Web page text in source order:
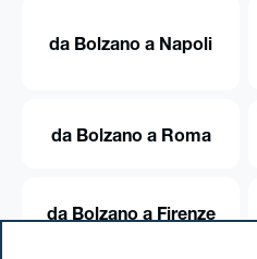
da Bolzano a Napoli
da Bolzano a Roma
da Bolzano a Firenze